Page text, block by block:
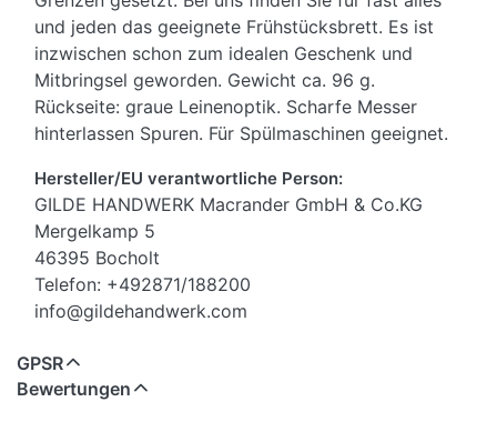
und jeden das geeignete Frühstücksbrett. Es ist
inzwischen schon zum idealen Geschenk und
Mitbringsel geworden. Gewicht ca. 96 g.
Rückseite: graue Leinenoptik. Scharfe Messer
hinterlassen Spuren. Für Spülmaschinen geeignet.
Hersteller/EU verantwortliche Person:
GILDE HANDWERK Macrander GmbH & Co.KG
Mergelkamp 5
46395 Bocholt
Telefon: +492871/188200
info@gildehandwerk.com
GPSR
Bewertungen